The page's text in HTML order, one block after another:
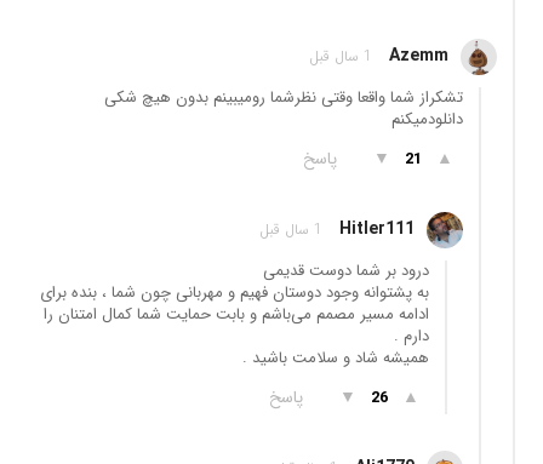
Azemm 1 سال قبل
تشکراز شما واقعا وقتی نظرشما رو‌میبینم بدون هیچ شکی
دانلودمیکنم
▲
21
▼ پاسخ
Hitler111 1 سال قبل
درود بر شما دوست قدیمی
به پشتوانه وجود دوستان فهیم و مهربانی چون شما ، بنده برای
ادامه مسیر مصمم می‌باشم و بابت حمایت شما کمال امتنان را
دارم .
همیشه شاد و سلامت باشید .
▲
26
▼ پاسخ